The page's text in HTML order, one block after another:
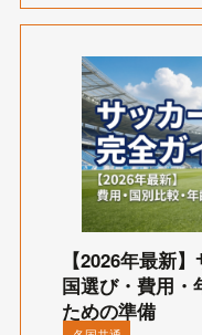
【2026年最新
国選び・費用・
ための準備